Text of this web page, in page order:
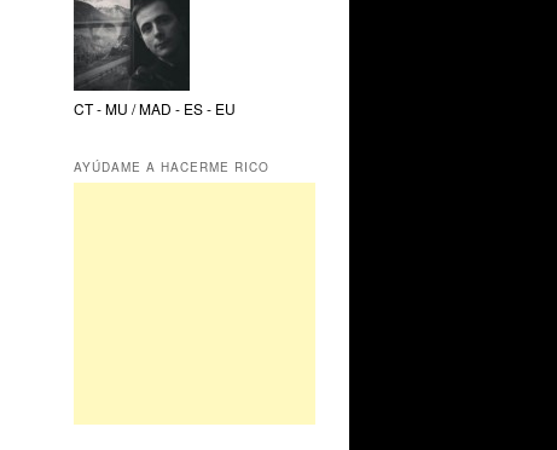
CT - MU / MAD - ES - EU
AYÚDAME A HACERME RICO